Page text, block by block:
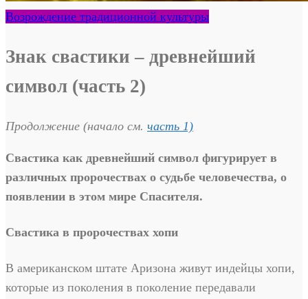
Возрождение традиционной культуры
Знак свастики – древнейший
символ (часть 2)
Продолжение (начало см. часть 1)
Свастика как древнейший символ фигурирует в
различных пророчествах о судьбе человечества, о
появлении в этом мире Спасителя.
Свастика в пророчествах хопи
В американском штате Аризона живут индейцы хопи,
которые из поколения в поколение передавали